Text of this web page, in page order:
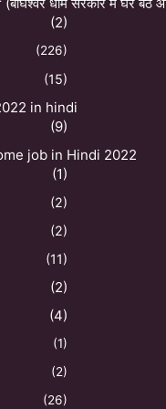
(2)
(226)
(15)
in hindi
(9)
job in Hindi 2022
(1)
(2)
(2)
(11)
(2)
(4)
(1)
(2)
(26)